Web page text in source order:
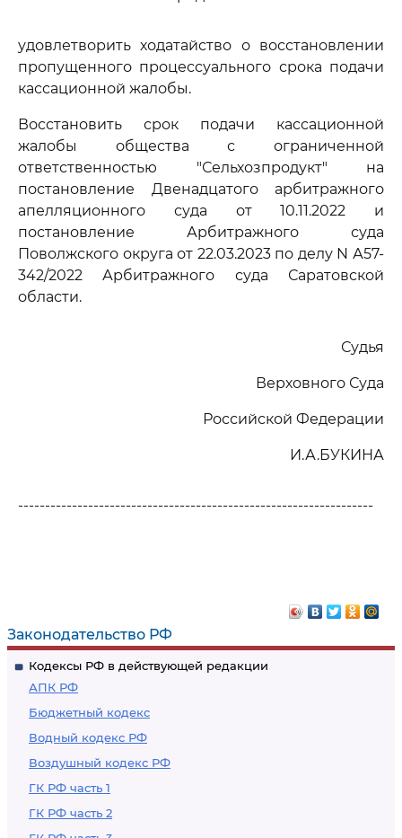
Законодательство РФ
Кодексы РФ в действующей редакции
АПК РФ
Бюджетный кодекс
Водный кодекс РФ
Воздушный кодекс РФ
ГК РФ часть 1
ГК РФ часть 2
удовлетворить ходатайство о восстановлении
пропущенного процессуального срока подачи
кассационной жалобы.
Восстановить срок подачи кассационной
жалобы общества с ограниченной
ответственностью "Сельхозпродукт" на
постановление Двенадцатого арбитражного
апелляционного суда от 10.11.2022 и
постановление Арбитражного суда
Поволжского округа от 22.03.2023 по делу N А57-
342/2022 Арбитражного суда Саратовской
области.
Судья
Верховного Суда
Российской Федерации
И.А.БУКИНА
------------------------------------------------------------------